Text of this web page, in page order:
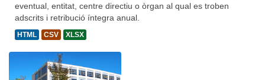
eventual, entitat, centre directiu o òrgan al qual es troben
adscrits i retribució íntegra anual.
HTML CSV XLSX